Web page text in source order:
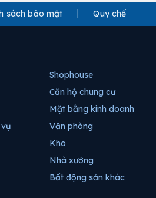
sách bảo mật Quy chế
Shophouse
Căn hộ chung cư
Mặt bằng kinh doanh
Văn phòng
Kho
Nhà xưởng
Bất động sản khác